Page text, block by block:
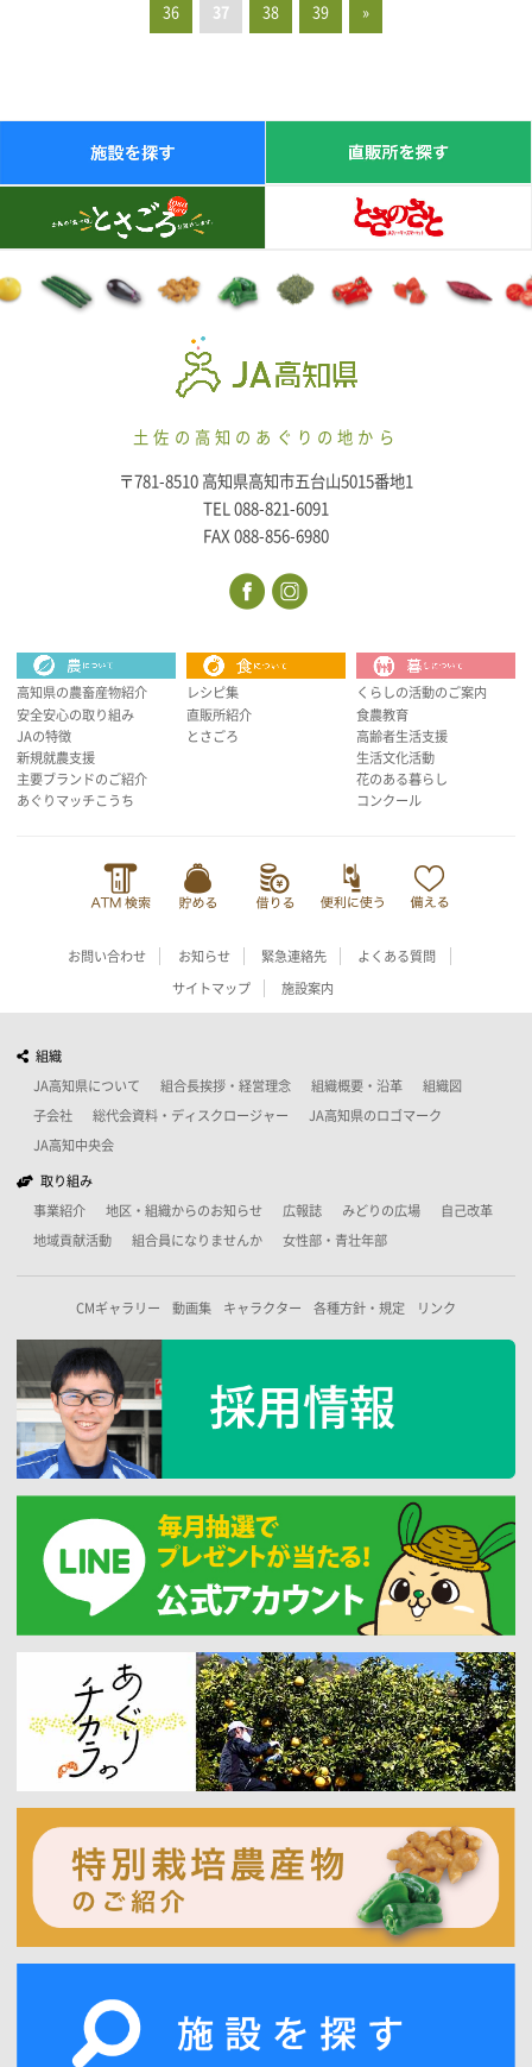
36 37 38 39 »
土佐の高知のあぐりの地から
〒781-8510 高知県高知市五台山5015番地1
TEL 088-821-6091
FAX 088-856-6980
高知県の農畜産物紹介
安全安心の取り組み
JAの特徴
新規就農支援
主要ブランドのご紹介
あぐりマッチこうち
レシピ集
直販所紹介
とさごろ
くらしの活動のご案内
食農教育
高齢者生活支援
生活文化活動
花のある暮らし
コンクール
お問い合わせ お知らせ 緊急連絡先 よくある質問
サイトマップ 施設案内
組織
JA高知県について 組合長挨拶・経営理念 組織概要・沿革 組織図
子会社 総代会資料・ディスクロージャー JA高知県のロゴマーク
JA高知中央会
取り組み
事業紹介 地区・組織からのお知らせ 広報誌 みどりの広場 自己改革
地域貢献活動 組合員になりませんか 女性部・青壮年部
CMギャラリー 動画集 キャラクター 各種方針・規定 リンク